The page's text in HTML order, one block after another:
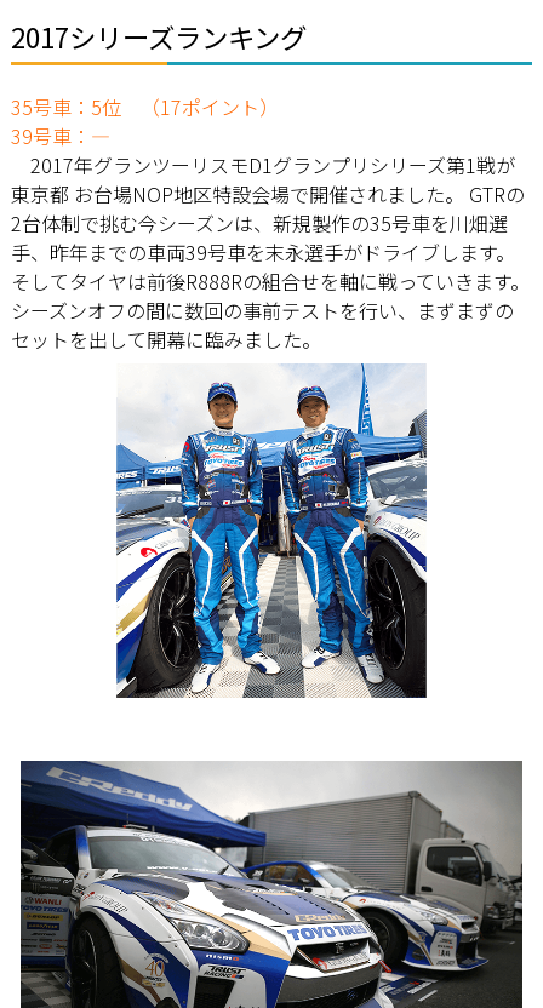
2017シリーズランキング
35号車：5位 （17ポイント）
39号車：―
2017年グランツーリスモD1グランプリシリーズ第1戦が
東京都 お台場NOP地区特設会場で開催されました。 GTRの
2台体制で挑む今シーズンは、新規製作の35号車を川畑選
手、昨年までの車両39号車を末永選手がドライブします。
そしてタイヤは前後R888Rの組合せを軸に戦っていきます。
シーズンオフの間に数回の事前テストを行い、まずまずの
セットを出して開幕に臨みました。